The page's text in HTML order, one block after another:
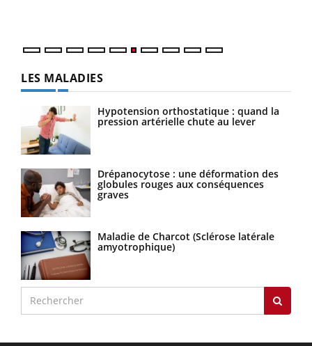
LES MALADIES
Hypotension orthostatique : quand la
pression artérielle chute au lever
Drépanocytose : une déformation des
globules rouges aux conséquences
graves
Maladie de Charcot (Sclérose latérale
amyotrophique)